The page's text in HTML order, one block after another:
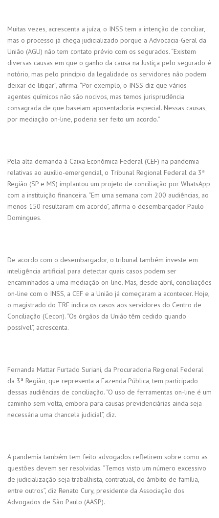
Muitas vezes, acrescenta a juíza, o INSS tem a intenção de conciliar,
mas o processo já chega judicializado porque a Advocacia-Geral da
União (AGU) não tem contato prévio com os segurados. “Existem
diversas causas em que o ganho da causa na Justiça pelo segurado é
notório, mas pelo princípio da legalidade os servidores não podem
deixar de litigar”, afirma. “Por exemplo, o INSS diz que vários
agentes químicos não são nocivos, mas temos jurisprudência
consagrada de que baseiam aposentadoria especial. Nessas causas,
por mediação on-line, poderia ser feito um acordo.”
Pela alta demanda à Caixa Econômica Federal (CEF) na pandemia
relativas ao auxílio-emergencial, o Tribunal Regional Federal da 3ª
Região (SP e MS) implantou um projeto de conciliação por WhatsApp
com a instituição financeira. “Em uma semana com 200 audiências, ao
menos 150 resultaram em acordo”, afirma o desembargador Paulo
Domingues.
De acordo com o desembargador, o tribunal também investe em
inteligência artificial para detectar quais casos podem ser
encaminhados a uma mediação on-line. Mas, desde abril, conciliações
on-line com o INSS, a CEF e a União já começaram a acontecer. Hoje,
o magistrado do TRF indica os casos aos servidores do Centro de
Conciliação (Cecon). “Os órgãos da União têm cedido quando
possível”, acrescenta.
Fernanda Mattar Furtado Suriani, da Procuradoria Regional Federal
da 3ª Região, que representa a Fazenda Pública, tem participado
dessas audiências de conciliação. “O uso de ferramentas on-line é um
caminho sem volta, embora para causas previdenciárias ainda seja
necessária uma chancela judicial”, diz.
A pandemia também tem feito advogados refletirem sobre como as
questões devem ser resolvidas. “Temos visto um número excessivo
de judicialização seja trabalhista, contratual, do âmbito de família,
entre outros”, diz Renato Cury, presidente da Associação dos
Advogados de São Paulo (AASP).